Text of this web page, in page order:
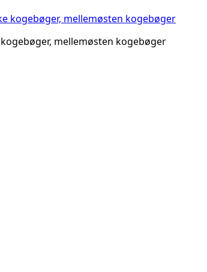
mellemøsten kogebøger